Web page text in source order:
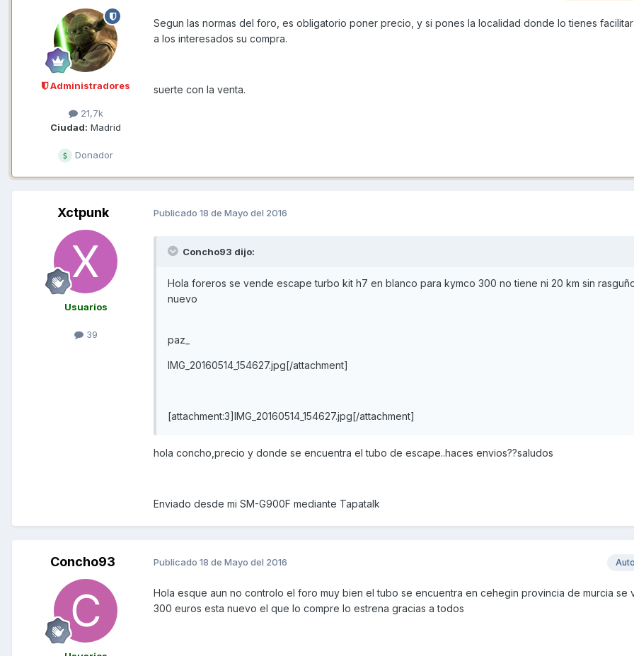
Administradores
21,7k
Ciudad: Madrid
Donador
Segun las normas del foro, es obligatorio poner precio, y si pones la localidad donde lo tienes
a los interesados su compra.
suerte con la venta.
Xctpunk
Usuarios
39
Publicado 18 de Mayo del 2016
Concho93 dijo:
Hola foreros se vende escape turbo kit h7 en blanco para kymco 300 no tiene ni 20 km sin
nuevo
paz_
IMG_20160514_154627.jpg[/attachment]
[attachment:3]IMG_20160514_154627.jpg[/attachment]
hola concho,precio y donde se encuentra el tubo de escape..haces envios??saludos
Enviado desde mi SM-G900F mediante Tapatalk
Concho93 Publicado 18 de Mayo del 2016
Hola esque aun no controlo el foro muy bien el tubo se encuentra en cehegin provincia de murcia se
300 euros esta nuevo el que lo compre lo estrena gracias a todos